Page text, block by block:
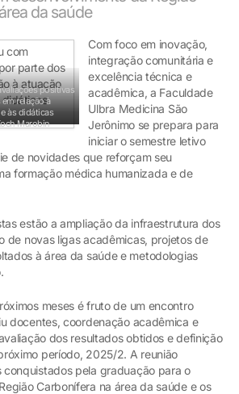
da saúde
positivas
relação à
às didáticas
Marobin
Com foco em inovação,
integração comunitária e
excelência técnica e
acadêmica, a Faculdade
Ulbra Medicina São
Jerônimo se prepara para
iniciar o semestre letivo
de novidades que reforçam seu
formação médica humanizada e de
estão a ampliação da infraestrutura dos
de novas ligas acadêmicas, projetos de
à área da saúde e metodologias
meses é fruto de um encontro
docentes, coordenação acadêmica e
dos resultados obtidos e definição
período, 2025/2. A reunião
pela graduação para o
Carbonífera na área da saúde e os